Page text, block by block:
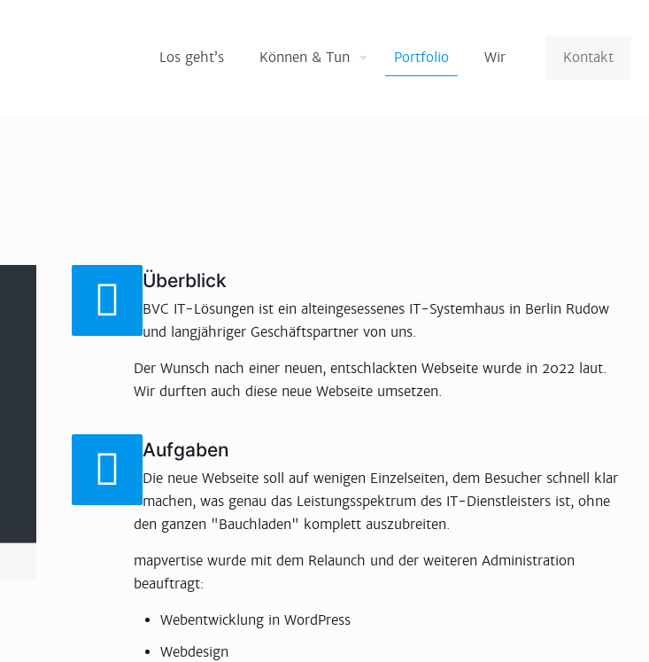
Los geht’s Können & Tun Portfolio Wir Kontakt
Überblick
BVC IT-Lösungen ist ein alteingesessenes IT-Systemhaus in Berlin Rudow
und langjähriger Geschäftspartner von uns.
Der Wunsch nach einer neuen, entschlackten Webseite wurde in 2022 laut.
Wir durften auch diese neue Webseite umsetzen.
Aufgaben
Die neue Webseite soll auf wenigen Einzelseiten, dem Besucher schnell klar
machen, was genau das Leistungsspektrum des IT-Dienstleisters ist, ohne
den ganzen "Bauchladen" komplett auszubreiten.
mapvertise wurde mit dem Relaunch und der weiteren Administration
beauftragt:
Webentwicklung in WordPress
Webdesign